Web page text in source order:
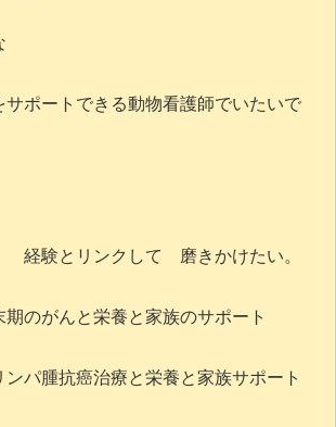
サポートできる動物看護師でいたいで
験とリンクして 磨きかけたい。
がんと栄養と家族のサポート
腫抗癌治療と栄養と家族サポート